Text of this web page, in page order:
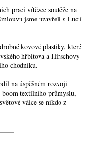
prací vítězce soutěže na
jsme uzavřeli s Lucií
kovové plastiky, které
hřbitova a Hirschovy
chodníku.
na úspěšném rozvoji
boom textilního průmyslu,
válce se nikdo z